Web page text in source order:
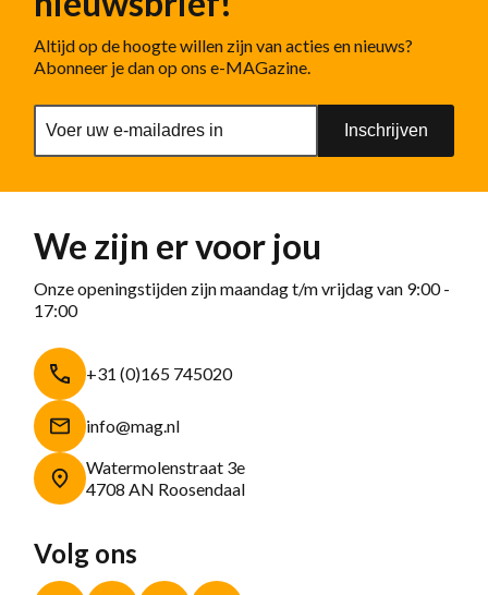
Altijd op de hoogte willen zijn van acties en nieuws?
Abonneer je dan op ons e-MAGazine.
Inschrijven
We zijn er voor jou
Onze openingstijden zijn maandag t/m vrijdag van 9:00 -
17:00
+31 (0)165 745020
info@mag.nl
Watermolenstraat 3e
4708 AN Roosendaal
Volg ons